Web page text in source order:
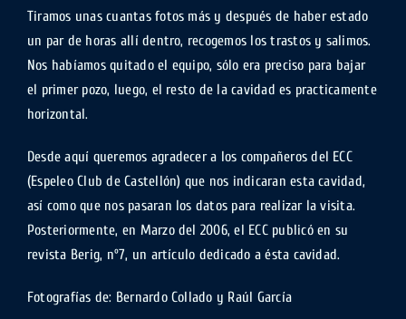
Tiramos unas cuantas fotos más y después de haber estado
un par de horas allí dentro, recogemos los trastos y salimos.
Nos habíamos quitado el equipo, sólo era preciso para bajar
el primer pozo, luego, el resto de la cavidad es practicamente
horizontal.
Desde aquí queremos agradecer a los compañeros del ECC
(Espeleo Club de Castellón) que nos indicaran esta cavidad,
así como que nos pasaran los datos para realizar la visita.
Posteriormente, en Marzo del 2006, el ECC publicó en su
revista Berig, nº7, un artículo dedicado a ésta cavidad.
Fotografías de: Bernardo Collado y Raúl García